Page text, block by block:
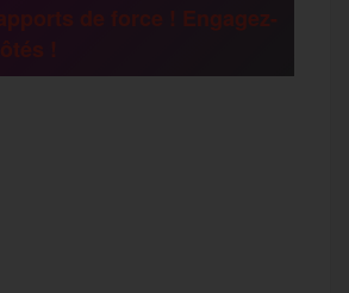
de force ! Engagez-
!